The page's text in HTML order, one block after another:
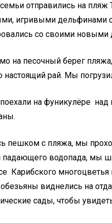
отправились на пляж
игривыми дельфинами
со своими
на песочный берег
настоящий рай. Мы
на фуникулёре
пешком с пляжа, мы
падающего водопада, мы
Карибского
виднелись на
сады, чтобы